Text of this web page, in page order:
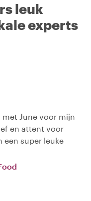
leuk
experts
June voor mijn
en attent voor
een super leuke